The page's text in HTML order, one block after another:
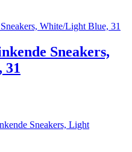
Sneakers,
31